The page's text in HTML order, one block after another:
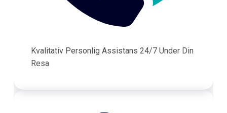
Kvalitativ Personlig Assistans 24/7 Under Din
Resa